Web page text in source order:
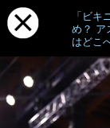
「ビ
め？ ア
はどこ